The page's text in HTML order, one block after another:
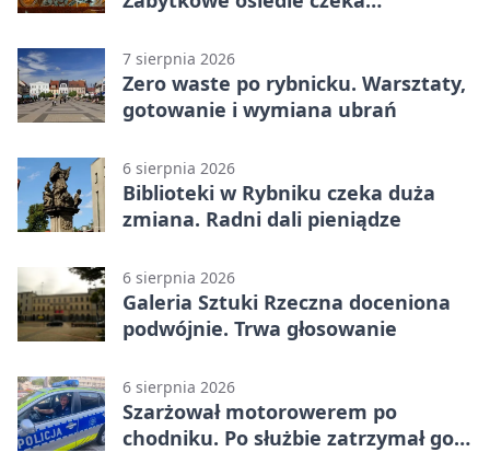
7 sierpnia 2026
Zero waste po rybnicku. Warsztaty,
gotowanie i wymiana ubrań
6 sierpnia 2026
Biblioteki w Rybniku czeka duża
zmiana. Radni dali pieniądze
6 sierpnia 2026
Galeria Sztuki Rzeczna doceniona
podwójnie. Trwa głosowanie
6 sierpnia 2026
Szarżował motorowerem po
chodniku. Po służbie zatrzymał go